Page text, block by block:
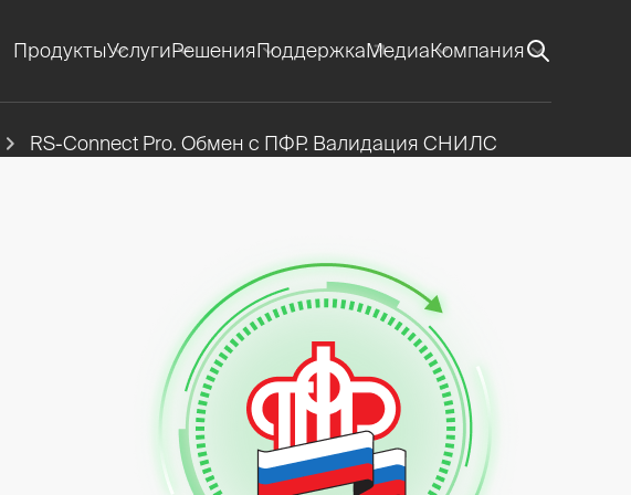
ПродуктыУслугиРешенияПоддержкаМедиаКомпания
RS-Connect Pro. Обмен с ПФР. Валидация СНИЛС